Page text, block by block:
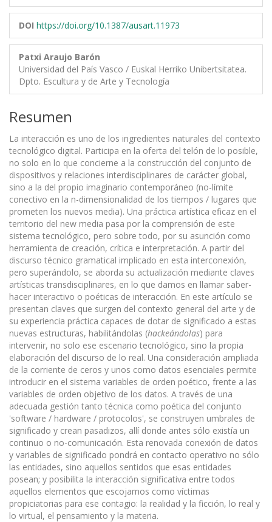
DOI https://doi.org/10.1387/ausart.11973
Patxi Araujo Barón
Universidad del País Vasco / Euskal Herriko Unibertsitatea.
Dpto. Escultura y de Arte y Tecnología
Resumen
La interacción es uno de los ingredientes naturales del contexto
tecnológico digital. Participa en la oferta del telón de lo posible,
no solo en lo que concierne a la construcción del conjunto de
dispositivos y relaciones interdisciplinares de carácter global,
sino a la del propio imaginario contemporáneo (no-límite
conectivo en la n-dimensionalidad de los tiempos / lugares que
prometen los nuevos media). Una práctica artística eficaz en el
territorio del new media pasa por la comprensión de este
sistema tecnológico, pero sobre todo, por su asunción como
herramienta de creación, crítica e interpretación. A partir del
discurso técnico gramatical implicado en esta interconexión,
pero superándolo, se aborda su actualización mediante claves
artísticas transdisciplinares, en lo que damos en llamar saber-
hacer interactivo o poéticas de inte­racción. En este artículo se
presentan claves que surgen del contexto general del arte y de
su experiencia práctica capaces de dotar de significado a estas
nuevas estructuras, habilitándolas (hackeándolas) para
intervenir, no solo ese escenario tecnológico, sino la propia
elaboración del discurso de lo real. Una consi­deración ampliada
de la corriente de ceros y unos como datos esenciales permite
introducir en el sistema variables de orden poético, frente a las
variables de orden objetivo de los datos. A través de una
adecuada gestión tanto técnica como poética del conjunto
'software / hardware / protocolos', se construyen umbrales de
significado y crean pasadizos, allí donde antes sólo existía un
continuo o no-comunicación. Esta reno­vada conexión de datos
y variables de significado pondrá en contacto operativo no sólo
las entidades, sino aquellos sentidos que esas entidades
posean; y posibilita la interacción significativa entre todos
aquellos elementos que escojamos como víctimas
propiciatorias para ese contagio: la realidad y la ficción, lo real y
lo virtual, el pensamiento y la materia.